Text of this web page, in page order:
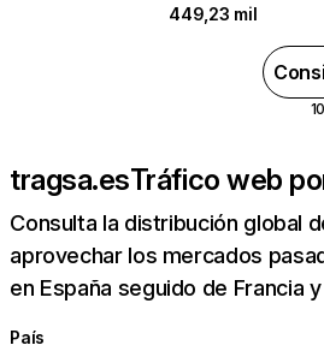
449,23 mil
tragsa.esTráfico web
Consulta la distribución global
aprovechar los mercados
en España seguido de Francia
País